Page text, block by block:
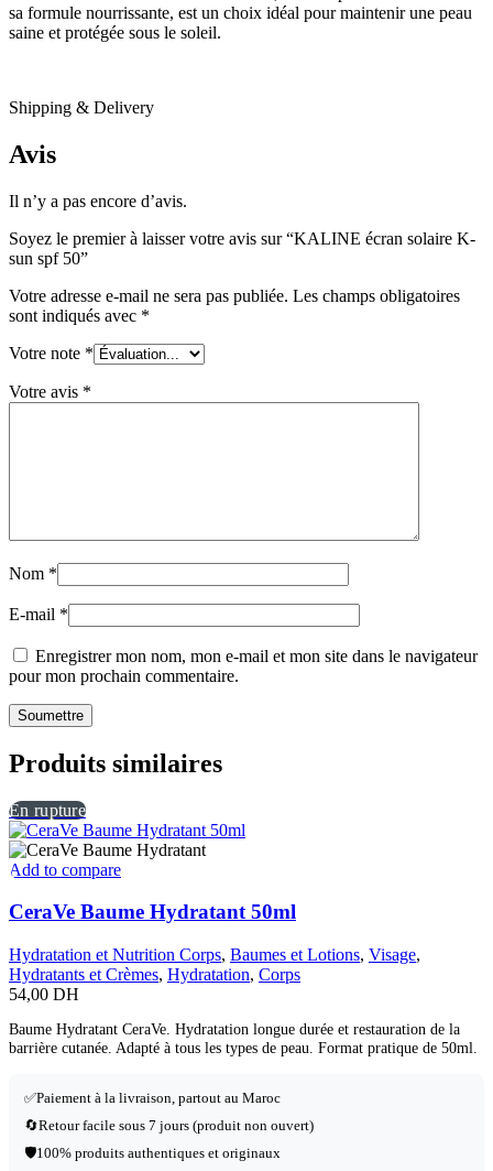
sa formule nourrissante, est un choix idéal pour maintenir une peau
saine et protégée sous le soleil.
Shipping & Delivery
Avis
Il n’y a pas encore d’avis.
Soyez le premier à laisser votre avis sur “KALINE écran solaire K-
sun spf 50”
Votre adresse e-mail ne sera pas publiée. Les champs obligatoires
sont indiqués avec *
Votre note *
Votre avis *
Nom *
E-mail *
Enregistrer mon nom, mon e-mail et mon site dans le navigateur
pour mon prochain commentaire.
Produits similaires
En rupture
Add to compare
CeraVe Baume Hydratant 50ml
Hydratation et Nutrition Corps, Baumes et Lotions, Visage,
Hydratants et Crèmes, Hydratation, Corps
54,00 DH
Baume Hydratant CeraVe. Hydratation longue durée et restauration de la
barrière cutanée. Adapté à tous les types de peau. Format pratique de 50ml.
✅Paiement à la livraison, partout au Maroc
🔄Retour facile sous 7 jours (produit non ouvert)
🛡️100% produits authentiques et originaux